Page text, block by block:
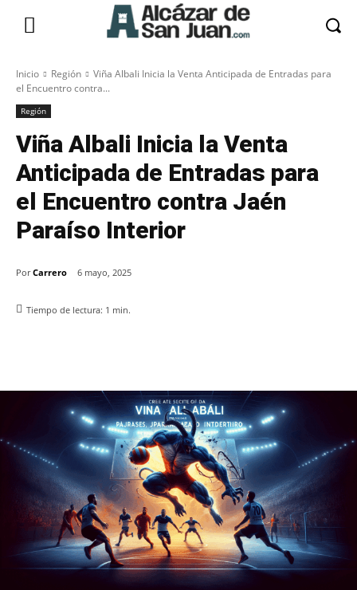
Inicio Región
Viña Albali Inicia la Venta Anticipada de Entradas para
el Encuentro contra...
Región
Viña Albali Inicia la Venta
Anticipada de Entradas para
el Encuentro contra Jaén
Paraíso Interior
Por Carrero 6 mayo, 2025
Tiempo de lectura: 1 min.